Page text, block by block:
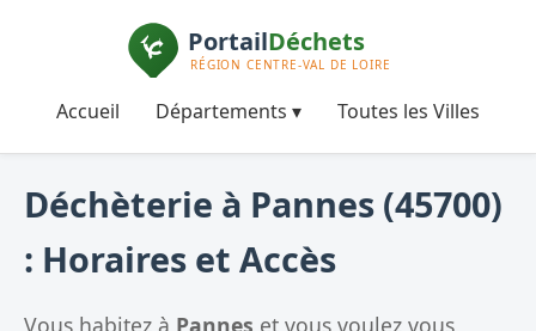
Accueil Départements ▾ Toutes les Villes
Déchèterie à Pannes (45700)
: Horaires et Accès
Vous habitez à Pannes et vous voulez vous